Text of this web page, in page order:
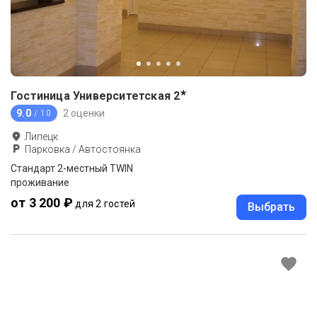
Гостиница Университетская 2★
9.0 / 10 2 оценки
Липецк
Парковка / Автостоянка
Стандарт 2-местный TWIN
проживание
от 3 200 ₽ для 2 гостей Выбрать